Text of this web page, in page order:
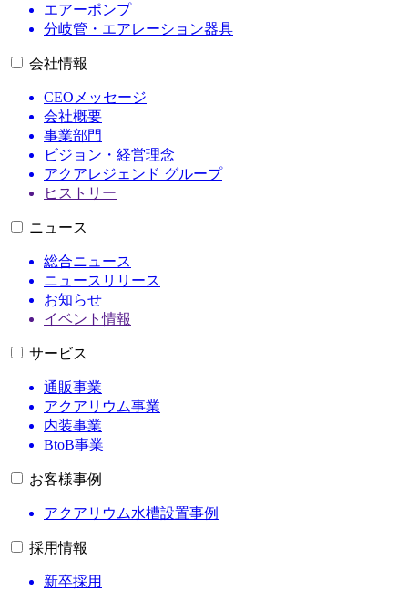
エアーポンプ
分岐管・エアレーション器具
会社情報
CEOメッセージ
会社概要
事業部門
ビジョン・経営理念
アクアレジェンド グループ
ヒストリー
ニュース
総合ニュース
ニュースリリース
お知らせ
イベント情報
サービス
通販事業
アクアリウム事業
内装事業
BtoB事業
お客様事例
アクアリウム水槽設置事例
採用情報
新卒採用